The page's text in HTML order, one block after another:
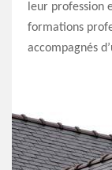
leur profession
formations
accompagnés